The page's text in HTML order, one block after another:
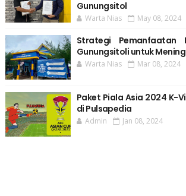
Gunungsitol
Warta Nias May 08, 2024
Strategi Pemanfaatan
Gunungsitoli untuk
Warta Nias Mar 08, 2024
Paket Piala Asia 2024 K-
di Pulsapedia
Admin Jan 08, 2024